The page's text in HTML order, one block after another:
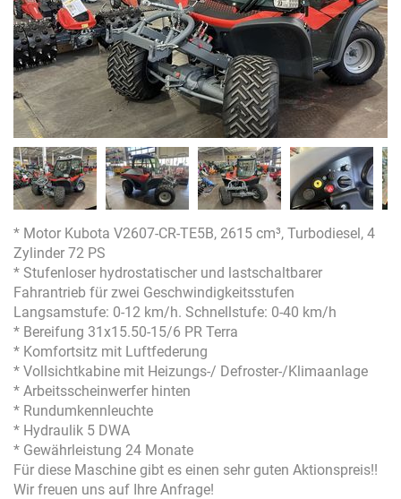
* Motor Kubota V2607-CR-TE5B, 2615 cm³, Turbodiesel, 4
Zylinder 72 PS
* Stufenloser hydrostatischer und lastschaltbarer
Fahrantrieb für zwei Geschwindigkeitsstufen
Langsamstufe: 0-12 km/h. Schnellstufe: 0-40 km/h
* Bereifung 31x15.50-15/6 PR Terra
* Komfortsitz mit Luftfederung
* Vollsichtkabine mit Heizungs-/ Defroster-/Klimaanlage
* Arbeitsscheinwerfer hinten
* Rundumkennleuchte
* Hydraulik 5 DWA
* Gewährleistung 24 Monate
Für diese Maschine gibt es einen sehr guten Aktionspreis!!
Wir freuen uns auf Ihre Anfrage!